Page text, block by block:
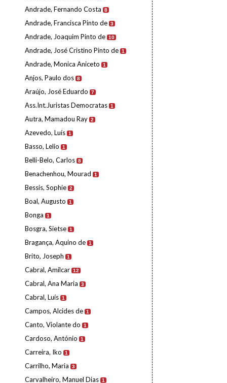
Andrade, Fernando Costa 8
Andrade, Francisca Pinto de 3
Andrade, Joaquim Pinto de 10
Andrade, José Cristino Pinto de 1
Andrade, Monica Aniceto 1
Anjos, Paulo dos 8
Araújo, José Eduardo 7
Ass.Int.Juristas Democratas 1
Autra, Mamadou Ray 2
Azevedo, Luís 1
Basso, Lelio 1
Belli-Belo, Carlos 8
Benachenhou, Mourad 1
Bessis, Sophie 2
Boal, Augusto 1
Bonga 1
Bosgra, Sietse 1
Bragança, Aquino de 1
Brito, Joseph 1
Cabral, Amílcar 12
Cabral, Ana Maria 3
Cabral, Luís 1
Campos, Alcides de 1
Canto, Violante do 1
Cardoso, António 1
Carreira, Iko 1
Carrilho, Maria 3
Carvalheiro, Manuel Dias 1